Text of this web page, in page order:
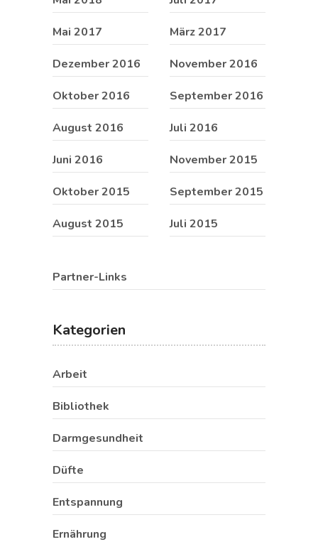
Mai 2017 März 2017
Dezember 2016 November 2016
Oktober 2016 September 2016
August 2016 Juli 2016
Juni 2016 November 2015
Oktober 2015 September 2015
August 2015 Juli 2015
Partner-Links
Kategorien
Arbeit
Bibliothek
Darmgesundheit
Düfte
Entspannung
Ernährung